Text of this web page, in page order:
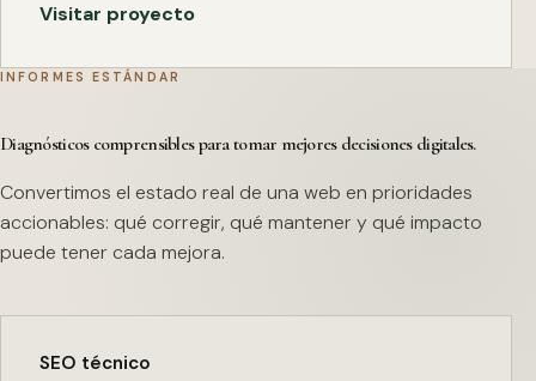
Visitar proyecto
INFORMES ESTÁNDAR
Diagnósticos comprensibles para tomar mejores decisiones digitales.
Convertimos el estado real de una web en prioridades
accionables: qué corregir, qué mantener y qué impacto
puede tener cada mejora.
SEO técnico